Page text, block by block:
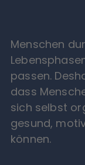
Menschen
passen.
dass
sich selbst
gesund,
können.